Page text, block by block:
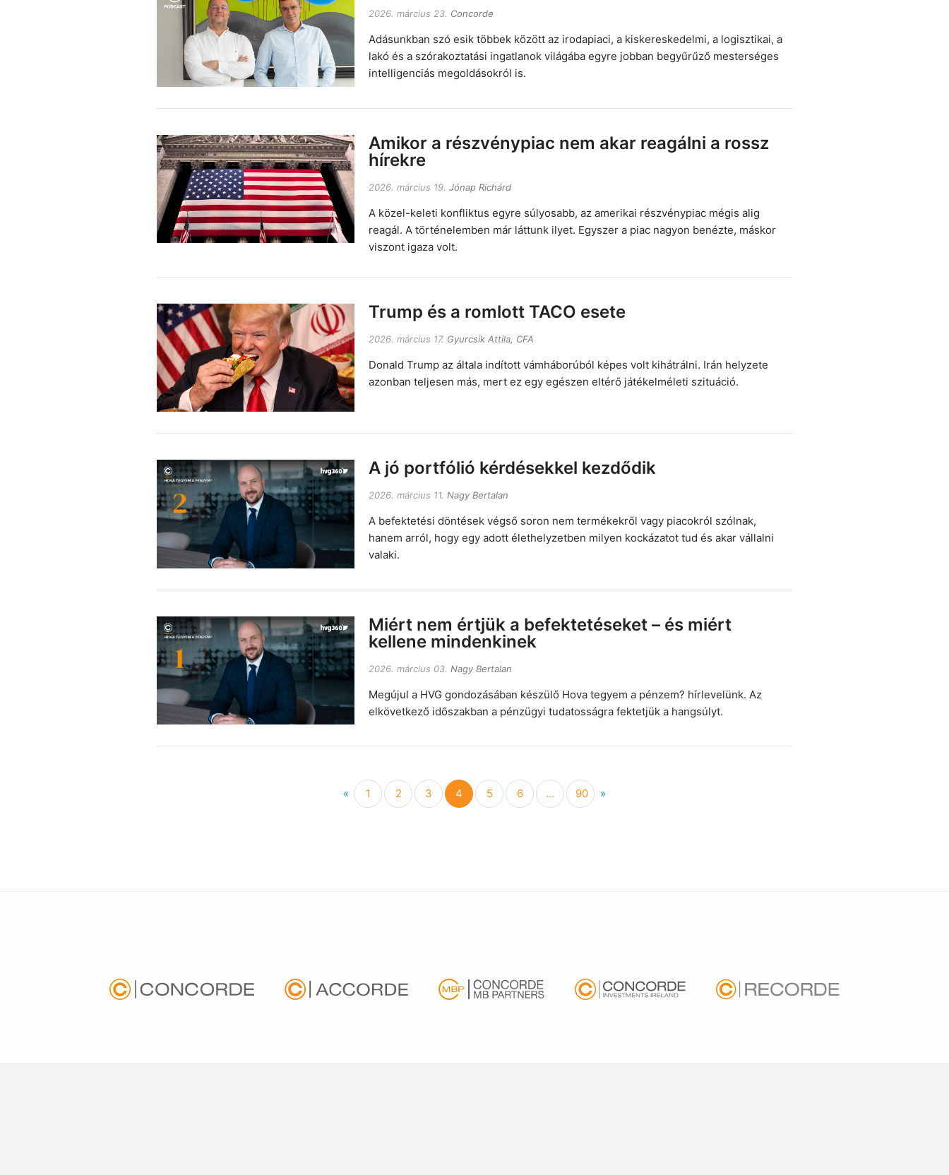
2026. március 23. Concorde
Adásunkban szó esik többek között az irodapiaci, a kiskereskedelmi, a logisztikai, a
lakó és a szórakoztatási ingatlanok világába egyre jobban begyűrűző mesterséges
intelligenciás megoldásokról is.
Amikor a részvénypiac nem akar reagálni a rossz
hírekre
2026. március 19. Jónap Richárd
A közel-keleti konfliktus egyre súlyosabb, az amerikai részvénypiac mégis alig
reagál. A történelemben már láttunk ilyet. Egyszer a piac nagyon benézte, máskor
viszont igaza volt.
Trump és a romlott TACO esete
2026. március 17. Gyurcsik Attila, CFA
Donald Trump az általa indított vámháborúból képes volt kihátrálni. Irán helyzete
azonban teljesen más, mert ez egy egészen eltérő játékelméleti szituáció.
A jó portfólió kérdésekkel kezdődik
2026. március 11. Nagy Bertalan
A befektetési döntések végső soron nem termékekről vagy piacokról szólnak,
hanem arról, hogy egy adott élethelyzetben milyen kockázatot tud és akar vállalni
valaki.
Miért nem értjük a befektetéseket – és miért
kellene mindenkinek
2026. március 03. Nagy Bertalan
Megújul a HVG gondozásában készülő Hova tegyem a pénzem? hírlevelünk. Az
elkövetkező időszakban a pénzügyi tudatosságra fektetjük a hangsúlyt.
« Previous
1 2 3 4 5 6 … 90 »